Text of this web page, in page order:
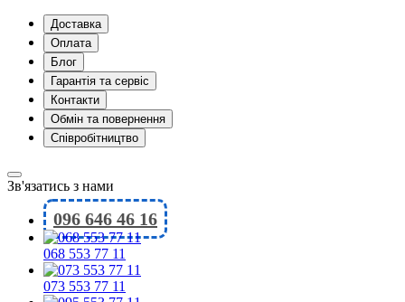
Доставка
Оплата
Блог
Гарантія та сервіс
Контакти
Обмін та повернення
Співробітництво
Зв'язатись з нами
096 646 46 16
068 553 77 11
073 553 77 11